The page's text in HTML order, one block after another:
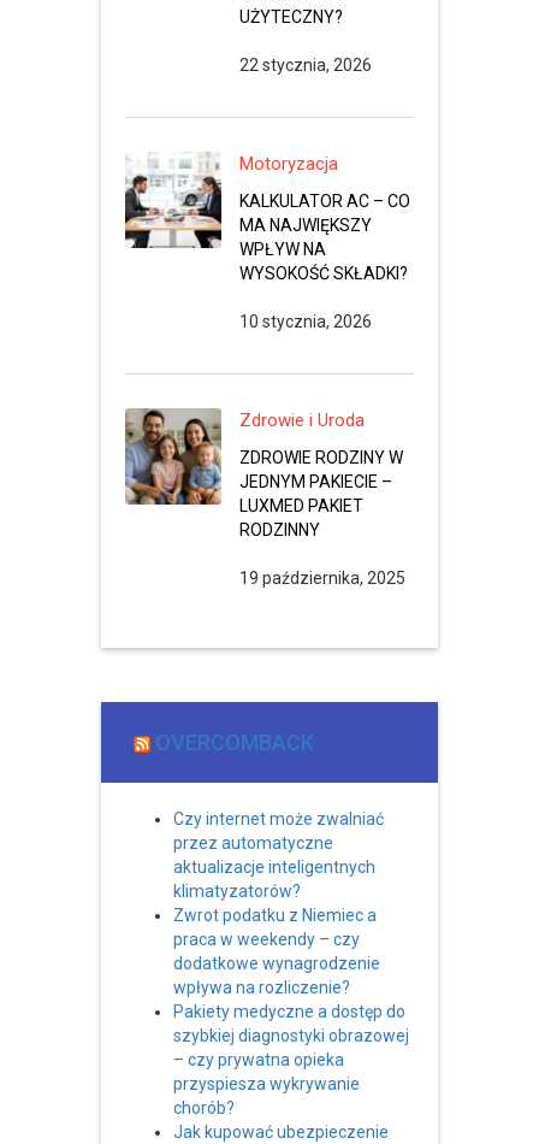
UŻYTECZNY?
22 stycznia, 2026
Motoryzacja
KALKULATOR AC – CO
MA NAJWIĘKSZY
WPŁYW NA
WYSOKOŚĆ SKŁADKI?
10 stycznia, 2026
Zdrowie i Uroda
ZDROWIE RODZINY W
JEDNYM PAKIECIE –
LUXMED PAKIET
RODZINNY
19 października, 2025
OVERCOMBACK
Czy internet może zwalniać
przez automatyczne
aktualizacje inteligentnych
klimatyzatorów?
Zwrot podatku z Niemiec a
praca w weekendy – czy
dodatkowe wynagrodzenie
wpływa na rozliczenie?
Pakiety medyczne a dostęp do
szybkiej diagnostyki obrazowej
– czy prywatna opieka
przyspiesza wykrywanie
chorób?
Jak kupować ubezpieczenie